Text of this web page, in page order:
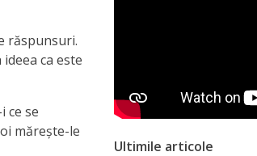
răspunsuri.
ca este
ce se
măreşte-le
Ultimile articole